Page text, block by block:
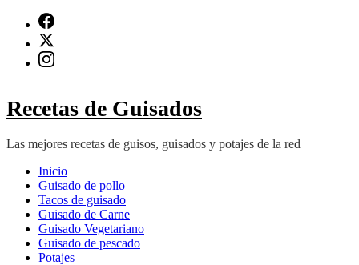
contenido
(presiona
Recetas de Guisados
Las mejores recetas de guisos, guisados y potajes de la red
Inicio
Guisado de pollo
Tacos de guisado
Guisado de Carne
Guisado Vegetariano
Guisado de pescado
Potajes